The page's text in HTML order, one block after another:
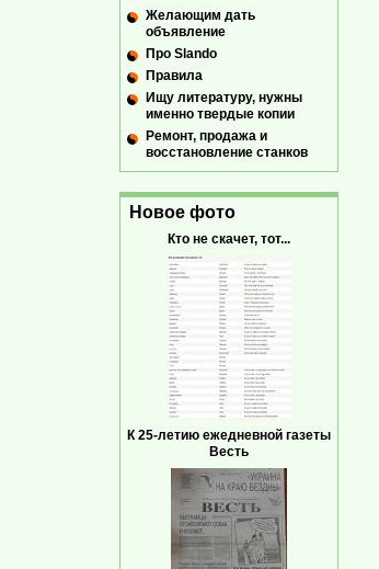
Желающим дать
объявление
Про Slando
Правила
Ищу литературу, нужны
именно твердые копии
Ремонт, продажа и
восстановление станков
Новое фото
Кто не скачет, тот...
К 25-летию ежедневной газеты
Весть